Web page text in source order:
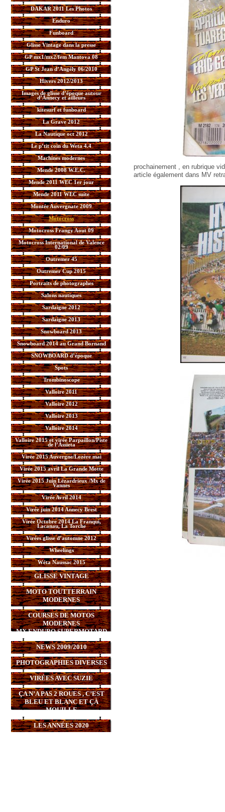
DAKAR 2011 Les Photos
Enduro
Funboard
Glisse Vintage dans la presse
GP mx1/mx2/fem Mantova 08
GP St Jean d’Angély 06/2010
Hivers 2012/2013
Images de glisse d’époque autour
d’Annecy et ailleurs
kitesurf et funboard
La Grave 2012
La Nautique oct 2012
Le p’tit coin du Weta 4.4
Machines modernes
Mende 2008 W.E.C.
Mende 2011 WEC 1er jour
Mende 2011 WEC suite
Montée Auvergnate 2009
Motocross
Motocross Frangy Aout 09
Motocross International de Valence
02/09
Outremer 45
Outremer Cup 2015
Portraits de photographes
Salons nautiques
Sardaigne 2012
Sardaigne 2013
Snowboard 2013
Snowboard 2014 au Grand Bornand
SNOWBOARD d’époque
Spots
Trombinoscope
Valloire 2011
Valloire 2012
Valloire 2013
Valloire 2014
Valloire 2015 et virée Parpaillon/Piste
de l’Assieta
Virée 2015 Auvergne/Lozère mai
Virée 2015 avril La Grande Motte
Virée 2015 Juin Lézardrieux /Mx de
Vannes
Virée Avril 2014
Virée juin 2014 Annecy Brest
Virée Octobre 2014 La Franqui,
Lacanau, La Torche
Virées glisse d’automne 2012
Wheelings
Wéta Naussac 2015
GLISSE VINTAGE
MOTO TOUTTERRAIN
MODERNES
COURSES DE MOTOS
MODERNES
MX,ENDURO,SUPERMOTARD
NEWS 2009/2010
PHOTOGRAPHIES DIVERSES
VIRÉES AVEC SUZIE
ÇA N’A PAS 2 ROUES , C’EST
BLEU ET BLANC ET ÇÀ
MOUILLE
LES ANNÉES 2020
prochainement , en rubrique
article également dans MV